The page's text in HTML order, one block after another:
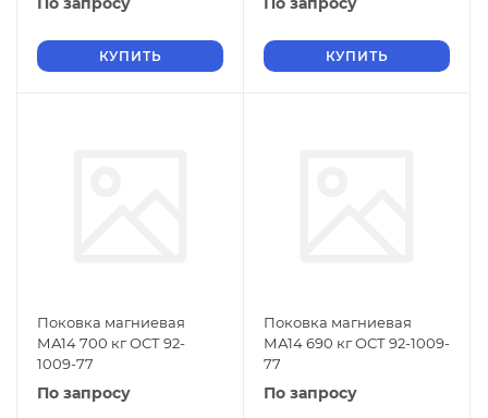
КУПИТЬ КУПИТЬ
Поковка магниевая
МА14 700 кг ОСТ 92-
1009-77
По запросу
Поковка магниевая
МА14 690 кг ОСТ 92-1009-
77
По запросу